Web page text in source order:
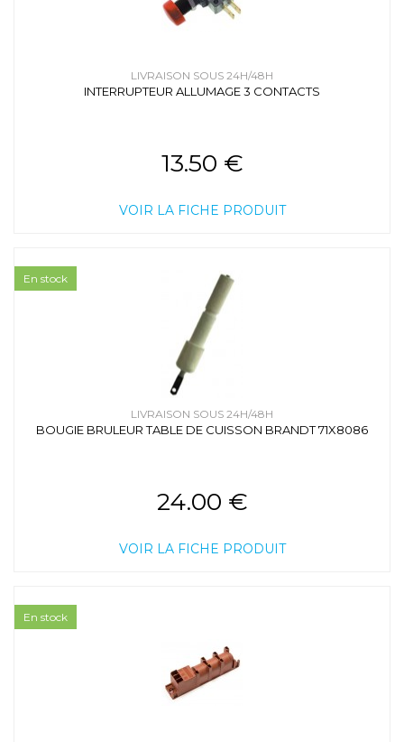
LIVRAISON SOUS 24H/48H
INTERRUPTEUR ALLUMAGE 3 CONTACTS
13.50 €
VOIR LA FICHE PRODUIT
LIVRAISON SOUS 24H/48H
BOUGIE BRULEUR TABLE DE CUISSON BRANDT 71X8086
24.00 €
VOIR LA FICHE PRODUIT
En stock
En stock